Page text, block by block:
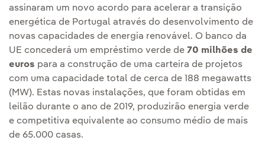
assinaram um novo acordo para acelerar a transição
energética de Portugal através do desenvolvimento de
novas capacidades de energia renovável. O banco da
UE concederá um empréstimo verde de 70 milhões de
euros para a construção de uma carteira de projetos
com uma capacidade total de cerca de 188 megawatts
(MW). Estas novas instalações, que foram obtidas em
leilão durante o ano de 2019, produzirão energia verde
e competitiva equivalente ao consumo médio de mais
de 65.000 casas.